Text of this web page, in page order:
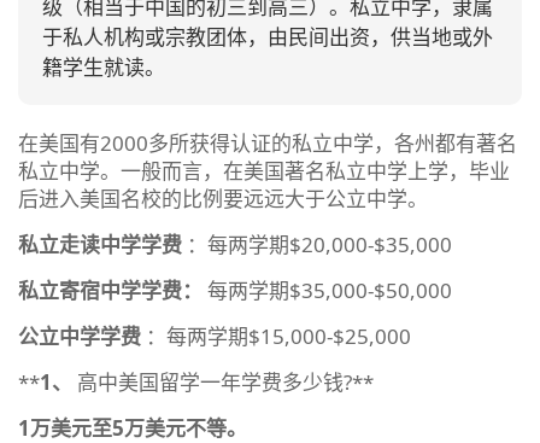
级（相当于中国的初三到高三）。私立中学，隶属
于私人机构或宗教团体，由民间出资，供当地或外
籍学生就读。
在美国有2000多所获得认证的私立中学，各州都有著名
私立中学。一般而言，在美国著名私立中学上学，毕业
后进入美国名校的比例要远远大于公立中学。
私立走读中学学费 ：每两学期$20,000-$35,000
私立寄宿中学学费：
每两学期$35,000-$50,000
公立中学学费 ：每两学期$15,000-$25,000
**1、
高中美国留学一年学费多少钱?**
1万美元至5万美元不等。